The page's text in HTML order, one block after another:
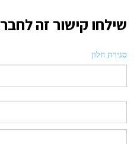
שילחו קישור זה
סגירת חלון